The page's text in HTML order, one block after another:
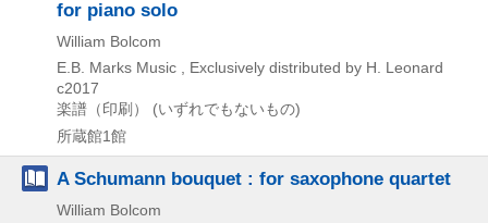
for piano solo
William Bolcom
E.B. Marks Music , Exclusively distributed by H. Leonard
c2017
楽譜（印刷） (いずれでもないもの)
所蔵館1館
A Schumann bouquet : for saxophone quartet
William Bolcom